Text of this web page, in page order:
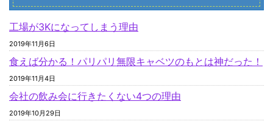
工場が3Kになってしまう理由
2019年11月6日
食えば分かる！パリパリ無限キャベツのもとは神だった！
2019年11月4日
会社の飲み会に行きたくない4つの理由
2019年10月29日